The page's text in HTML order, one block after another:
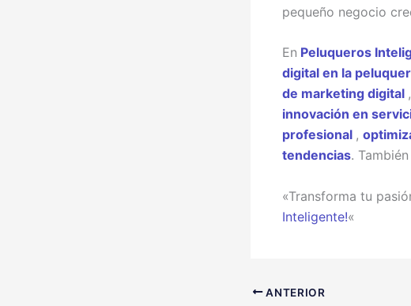
pequeño negocio
En Peluqueros
digital en la
de marketing digital
innovación en
profesional ,
tendencias.
«Transforma tu
Inteligente!«
ANTERIOR